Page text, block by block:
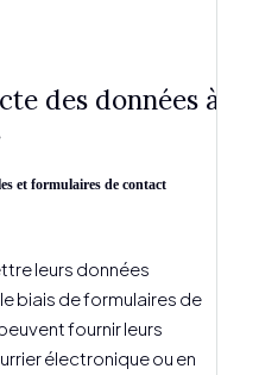
des données à
et formulaires de contact
leurs données
biais de formulaires de
fournir leurs
électronique ou en